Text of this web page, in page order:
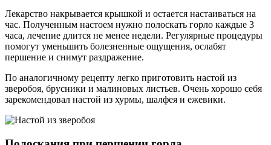
Лекарство накрывается крышкой и остается настаиваться на
час. Полученным настоем нужно полоскать горло каждые 3
часа, лечение длится не менее недели. Регулярные процедуры
помогут уменьшить болезненные ощущения, ослабят
першение и снимут раздражение.
По аналогичному рецепту легко приготовить настой из
зверобоя, брусники и малиновых листьев. Очень хорошо себя
зарекомендовал настой из хурмы, шалфея и ежевики.